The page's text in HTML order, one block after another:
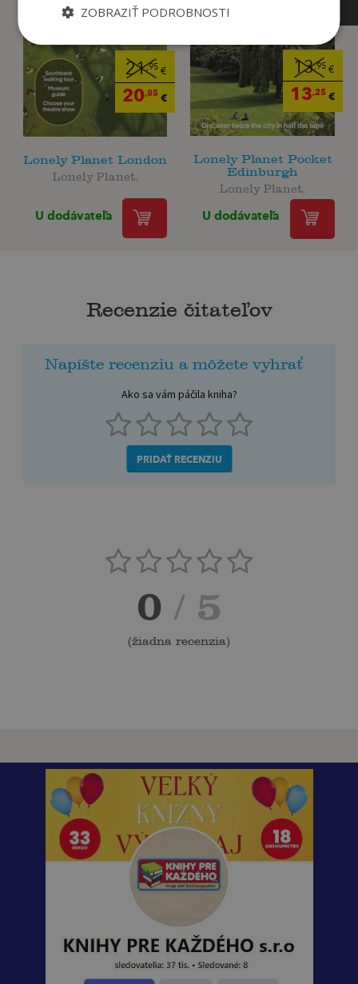
21,95€
20,85€
Lonely Planet London
Lonely Planet,
U dodávateľa
13,95€
13,25€
Lonely Planet Pocket
Edinburgh
Lonely Planet,
U dodávateľa
Recenzie čitateľov
Napíšte recenziu a môžete vyhrať
Ako sa vám páčila kniha?
PRIDAŤ RECENZIU
0 / 5
(žiadna recenzia)
ZOBRAZIŤ PODROBNOSTI